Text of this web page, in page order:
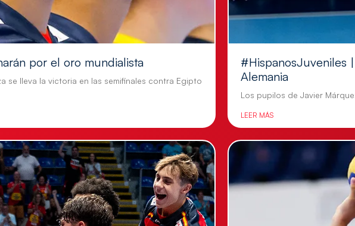
por el oro mundialista
se lleva la victoria en las semifinales contra Egipto
#HispanosJuveniles
Alemania
Los pupilos de Javier
LEER MÁS